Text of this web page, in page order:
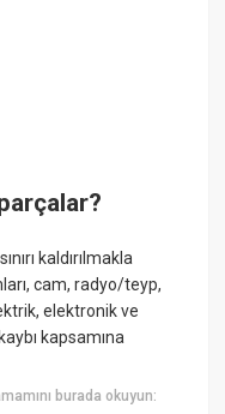
kaldırılmakla
cam, radyo/teyp,
elektronik ve
kapsamına
burada okuyun: